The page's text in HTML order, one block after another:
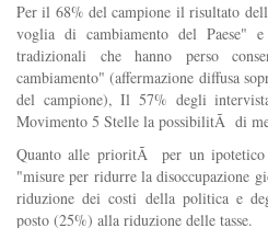
Per il 68% del campione il risultato
voglia di cambiamento del
tradizionali che hanno perso
cambiamento" (affermazione diffusa
del campione), Il 57% degli
Movimento 5 Stelle la possibilitÃ di
Quanto alle prioritÃ per un
"misure per ridurre la disoccupazione
riduzione dei costi della politica e
posto (25%) alla riduzione delle tasse.